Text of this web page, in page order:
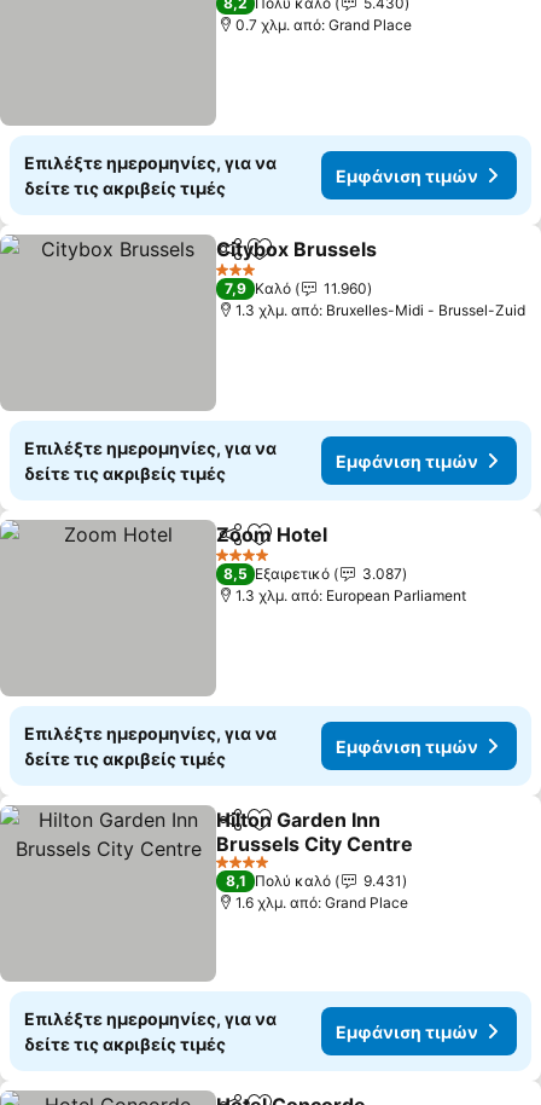
0.7 χλμ. από: Grand Place
Επιλέξτε ημερομηνίες, για να
δείτε τις ακριβείς τιμές
Εμφάνιση τιμών
Κοινοποίηση
Προσθήκη στα αγαπημένα
Citybox Brussels
3 Αστέρια
7,9 Καλό
11.960
1.3 χλμ. από: Bruxelles-Midi - Brussel-Zuid
Επιλέξτε ημερομηνίες, για να
δείτε τις ακριβείς τιμές
Εμφάνιση τιμών
Κοινοποίηση
Προσθήκη στα αγαπημένα
Zoom Hotel
4 Αστέρια
8,5 Εξαιρετικό
3.087
1.3 χλμ. από: European Parliament
Επιλέξτε ημερομηνίες, για να
δείτε τις ακριβείς τιμές
Εμφάνιση τιμών
Κοινοποίηση
Προσθήκη στα αγαπημένα
Hilton Garden Inn
Brussels City Centre
4 Αστέρια
8,1 Πολύ καλό
9.431
1.6 χλμ. από: Grand Place
Επιλέξτε ημερομηνίες, για να
δείτε τις ακριβείς τιμές
Εμφάνιση τιμών